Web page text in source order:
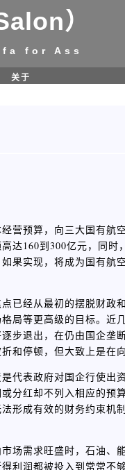
）
for Ass
关于
营预算，向三大国有
达160到300亿元，同
果实现，将成为国有
已经从最初的摆脱财
局等更高级的目标。
步退出，在仍由国企
和停顿，但大致上是在向
代表政府对国企行使
分红却不列入相应的
形成有效的财务约束
场需求旺盛时，石油
利润都被投入到常常